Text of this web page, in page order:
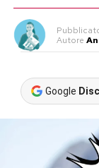
Autore
Google